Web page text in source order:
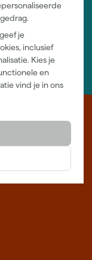
je
inclusief
Kies je
en
vind je in ons
specialisten.
verfwinkel van
gratis deskundig